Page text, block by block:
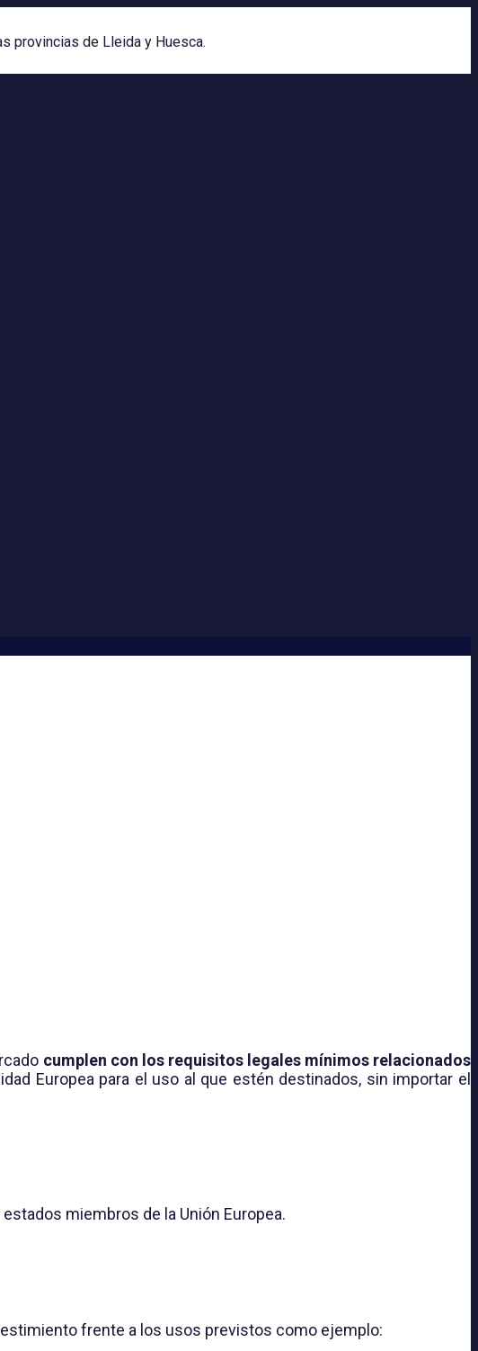
provincias de Lleida y Huesca.
cumplen con los requisitos legales mínimos relacionados
Europea para el uso al que estén destinados, sin importar el
estados miembros de la Unión Europea.
frente a los usos previstos como ejemplo: